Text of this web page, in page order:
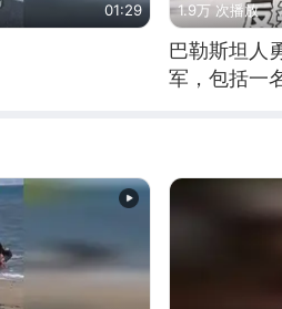
01:29 1.9万 次播放
巴勒斯坦人
军，包括一